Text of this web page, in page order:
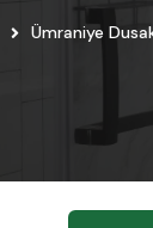
Ümraniye